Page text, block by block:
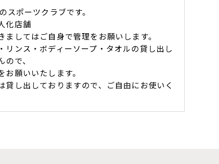
ポーツクラブです。
化店舗
してはご自身で管理をお願いします。
ンス・ボディーソープ・タオルの貸し出し
で、
願いいたします。
し出しておりますので、ご自由にお使いく